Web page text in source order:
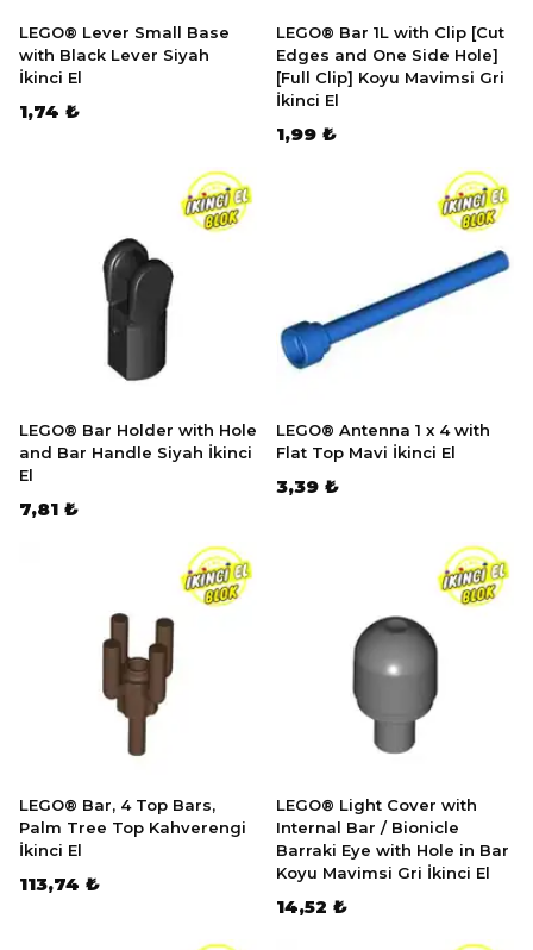
LEGO® Lever Small Base
with Black Lever Siyah
İkinci El
1,74 ₺
LEGO® Bar 1L with Clip [Cut
Edges and One Side Hole]
[Full Clip] Koyu Mavimsi Gri
İkinci El
1,99 ₺
LEGO® Bar Holder with Hole
and Bar Handle Siyah İkinci
El
7,81 ₺
LEGO® Antenna 1 x 4 with
Flat Top Mavi İkinci El
3,39 ₺
LEGO® Bar, 4 Top Bars,
Palm Tree Top Kahverengi
İkinci El
113,74 ₺
LEGO® Light Cover with
Internal Bar / Bionicle
Barraki Eye with Hole in Bar
Koyu Mavimsi Gri İkinci El
14,52 ₺